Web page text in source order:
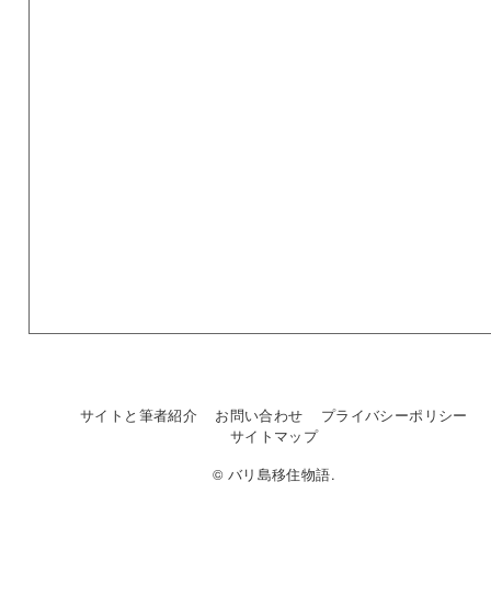
サイトと筆者紹介 お問い合わせ
プライバシーポリシー
サイトマップ
© バリ島移住物語.